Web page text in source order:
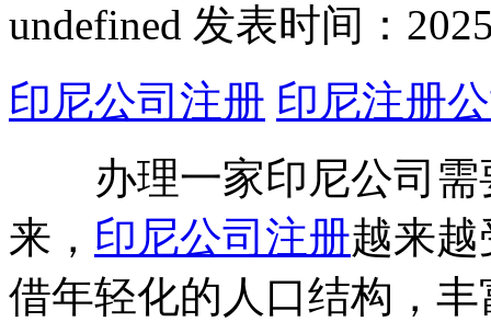
undefined 发表时间：
印尼公司注册 印尼注册
办理一家印尼公司需
来， 印尼公司注册越来
借年轻化的人口结构，